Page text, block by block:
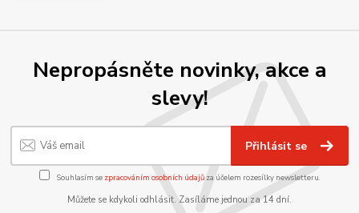
Nepropásněte novinky, akce a
slevy!
Přihlásit se
Souhlasím se zpracováním osobních údajůza účelem rozesílky newsletteru.
Můžete se kdykoli odhlásit. Zasíláme jednou za 14 dní.